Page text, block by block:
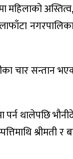
महिलाको
चार सन्तान
थालेपछि